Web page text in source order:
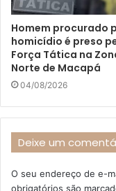
Homem procurado
homicídio é preso
Força Tática na
Norte de Macapá
04/08/2026
Deixe um
O seu endereço de e-
obrigatórios são